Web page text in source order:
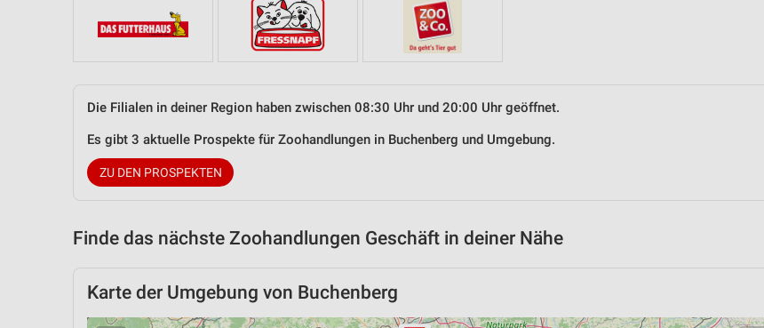
Die Filialen in deiner Region haben zwischen 08:30 Uhr und 20:00 Uhr geöffnet.
Es gibt 3 aktuelle Prospekte für Zoohandlungen in Buchenberg und Umgebung.
ZU DEN PROSPEKTEN
Finde das nächste Zoohandlungen Geschäft in deiner Nähe
Karte der Umgebung von Buchenberg